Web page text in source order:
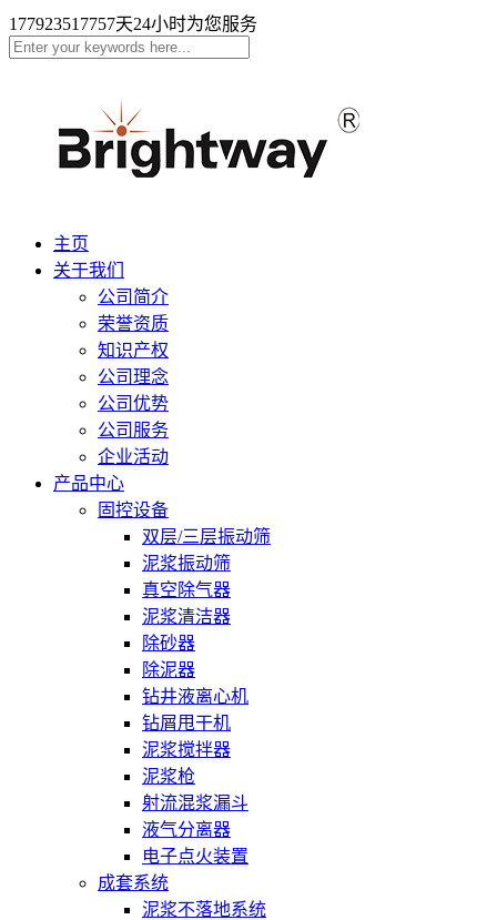
177923517757天24小时为您服务
主页
关于我们
公司简介
荣誉资质
知识产权
公司理念
公司优势
公司服务
企业活动
产品中心
固控设备
双层/三层振动筛
泥浆振动筛
真空除气器
泥浆清洁器
除砂器
除泥器
钻井液离心机
钻屑甩干机
泥浆搅拌器
泥浆枪
射流混浆漏斗
液气分离器
电子点火装置
成套系统
泥浆不落地系统